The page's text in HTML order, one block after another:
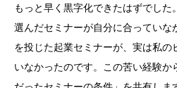
もっと早く黒字化できたはずでした
選んだセミナーが自分に合っていな
を投じた起業セミナーが、実は私の
いなかったのです。この苦い経験か